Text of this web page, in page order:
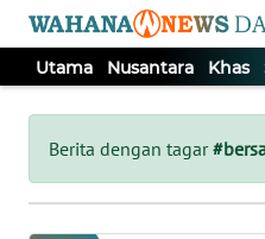
Utama Nusantara Khas
Berita dengan tagar
Tutup
UTAMA